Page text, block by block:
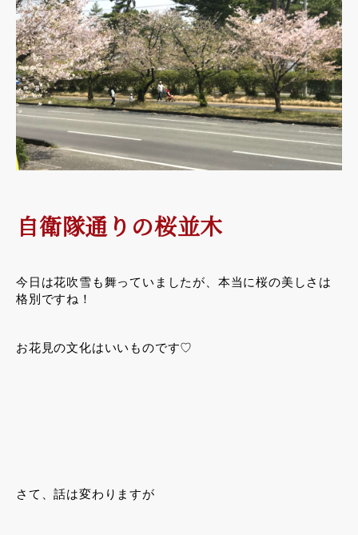
自衛隊通りの桜並木
今日は花吹雪も舞っていましたが、本当に桜の美しさは
格別ですね！
お花見の文化はいいものです♡
さて、話は変わりますが